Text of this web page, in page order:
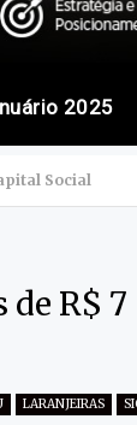
2025
Social
de R$ 7
LARANJEIRAS